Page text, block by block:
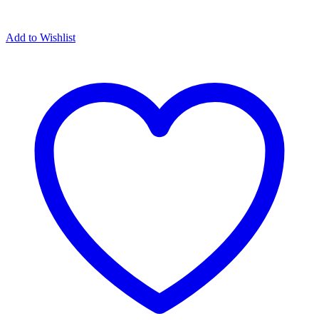
Add to Wishlist